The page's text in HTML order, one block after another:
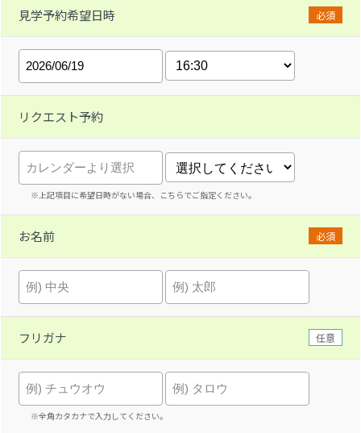
見学予約希望日時 必須
リクエスト予約
※上記項目に希望日時がない場合、こちらでご指定ください。
お名前 必須
フリガナ 任意
※全角カタカナで入力してください。